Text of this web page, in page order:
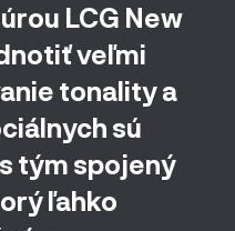
LCG New
veľmi
tonality a
sú
tým spojený
ľahko